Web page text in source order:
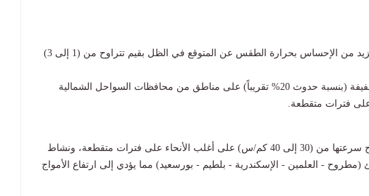
ارتفاع نسب الرطوبة يزيد من الإحساس بحرارة الطقس عن المتوقع في الظل بقيم تتراوح من (1 إلى 3)
فرص ضعيفة لأمطار خفيفة (بنسبة حدوث 20% تقريباً) على مناطق من محافظات السواحل الشمالية
فترات متقطعة.
نشاط رياح أحياناً تتراوح سرعتها من (30 إلى 40 كم/س) على أغلب الأنحاء على فترات متقطعة، ونشاط
- العلمين - الإسكندرية - بلطيم - بورسعيد) مما يؤدي إلى ارتفاع الأمواج